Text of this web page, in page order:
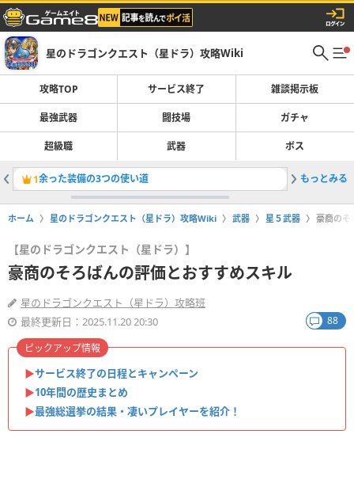
星のドラゴンクエスト（星ドラ）攻略Wiki
攻略TOP サービス終了 雑談掲示板
最強武器 闘技場 ガチャ
超級職 武器 ボス
1余った装備の3つの使い道 2黒刃の
もっとみる
ホーム 星のドラゴンクエスト（星ドラ）攻略Wiki 武器 星５武器 豪商のそ
【星のドラゴンクエスト（星ドラ）】
豪商のそろばんの評価とおすすめスキル
星のドラゴンクエスト（星ドラ）攻略班
最終更新日：2025.11.20 20:30
88
▶︎サービス終了の日程とキャンペーン
▶︎10年間の歴史まとめ
▶︎最強総選挙の結果・凄いプレイヤーを紹介！
ピックアップ情報